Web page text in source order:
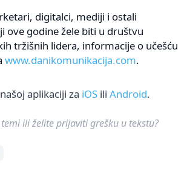
digitalci, mediji i ostali
ove godine žele biti u društvu
tržišnih lidera, informacije o učešću
www.danikomunikacija.com.
aplikaciji za iOS ili Android.
ili želite prijaviti grešku u tekstu?